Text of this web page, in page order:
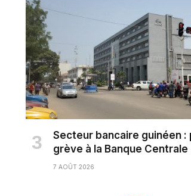
Secteur bancaire guinéen :
grève à la Banque Centrale
7 AOÛT 2026